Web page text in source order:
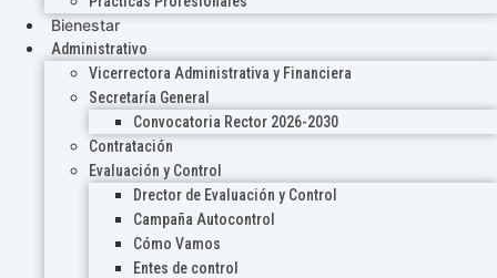
Bienestar
Administrativo
Vicerrectora Administrativa y Financiera
Secretaría General
Convocatoria Rector 2026-2030
Contratación
Evaluación y Control
Drector de Evaluación y Control
Campaña Autocontrol
Cómo Vamos
Entes de control